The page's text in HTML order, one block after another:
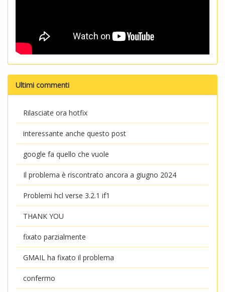
Ultimi commenti
Rilasciate ora hotfix
interessante anche questo post
google fa quello che vuole
Il problema è riscontrato ancora a giugno 2024
Problemi hcl verse 3.2.1 if1
THANK YOU
fixato parzialmente
GMAIL ha fixato il problema
confermo